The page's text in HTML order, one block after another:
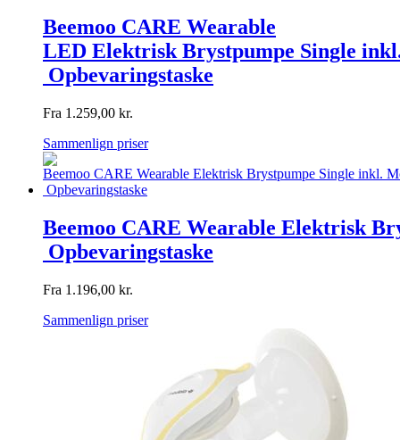
Beemoo CARE Wearable
LED Elektrisk Brystpumpe Single
Opbevaringstaske
Fra 1.259,00 kr.
Sammenlign priser
Beemoo CARE Wearable Elektrisk
Opbevaringstaske
Fra 1.196,00 kr.
Sammenlign priser